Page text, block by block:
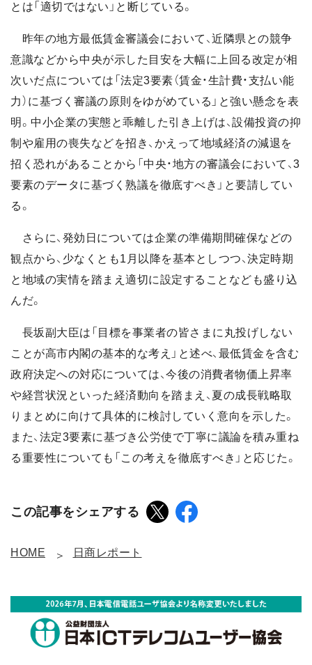
とは「適切ではない」と断じている。
昨年の地方最低賃金審議会において、近隣県との競争
意識などから中央が示した目安を大幅に上回る改定が相
次いだ点については「法定3要素（賃金・生計費・支払い能
力）に基づく審議の原則をゆがめている」と強い懸念を表
明。中小企業の実態と乖離した引き上げは、設備投資の抑
制や雇用の喪失などを招き、かえって地域経済の減退を
招く恐れがあることから「中央・地方の審議会において、3
要素のデータに基づく熟議を徹底すべき」と要請してい
る。
さらに、発効日については企業の準備期間確保などの
観点から、少なくとも1月以降を基本としつつ、決定時期
と地域の実情を踏まえ適切に設定することなども盛り込
んだ。
長坂副大臣は「目標を事業者の皆さまに丸投げしない
ことが高市内閣の基本的な考え」と述べ、最低賃金を含む
政府決定への対応については、今後の消費者物価上昇率
や経営状況といった経済動向を踏まえ、夏の成長戦略取
りまとめに向けて具体的に検討していく意向を示した。
また、法定3要素に基づき公労使で丁寧に議論を積み重ね
る重要性についても「この考えを徹底すべき」と応じた。
この記事をシェアする
HOME 日商レポート